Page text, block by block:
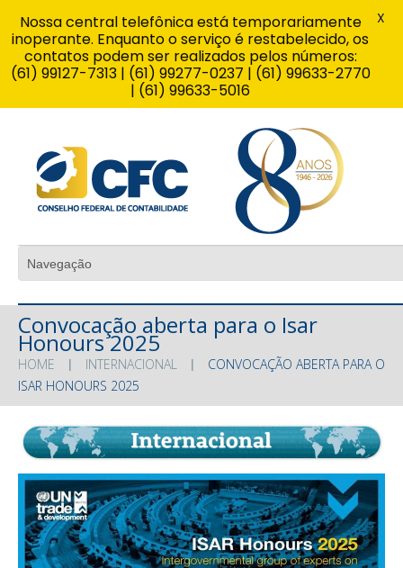
Convocação aberta para o Isar
Honours 2025
HOME INTERNACIONAL
CONVOCAÇÃO ABERTA PARA O
ISAR HONOURS 2025
Nossa central telefônica está temporariamente
inoperante. Enquanto o serviço é restabelecido, os
contatos podem ser realizados pelos números:
(61) 99127-7313 | (61) 99277-0237 | (61) 99633-2770
| (61) 99633-5016
X